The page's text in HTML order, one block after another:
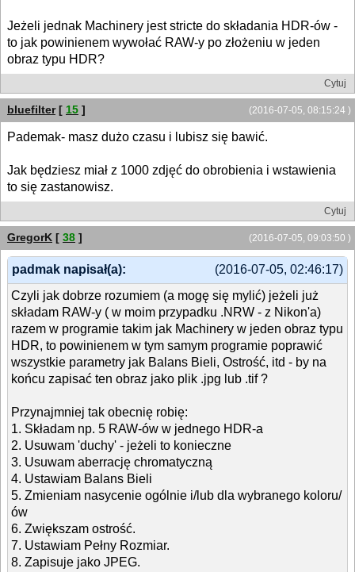
Jeżeli jednak Machinery jest stricte do składania HDR-ów -
to jak powinienem wywołać RAW-y po złożeniu w jeden
obraz typu HDR?
Cytuj
(2016-07-05, 08:15:24 )
bluefilter[ 15 ]
Pademak- masz dużo czasu i lubisz się bawić.
Jak będziesz miał z 1000 zdjęć do obrobienia i wstawienia
to się zastanowisz.
Cytuj
(2016-07-05, 09:03:50 )
GregorK [ 38 ]
(2016-07-05, 02:46:17)
padmak napisał(a):
Czyli jak dobrze rozumiem (a mogę się mylić) jeżeli już
składam RAW-y ( w moim przypadku .NRW - z Nikon'a)
razem w programie takim jak Machinery w jeden obraz typu
HDR, to powinienem w tym samym programie poprawić
wszystkie parametry jak Balans Bieli, Ostrość, itd - by na
końcu zapisać ten obraz jako plik .jpg lub .tif ?
Przynajmniej tak obecnię robię:
1. Składam np. 5 RAW-ów w jednego HDR-a
2. Usuwam 'duchy' - jeżeli to konieczne
3. Usuwam aberrację chromatyczną
4. Ustawiam Balans Bieli
5. Zmieniam nasycenie ogólnie i/lub dla wybranego koloru/
ów
6. Zwiększam ostrość.
7. Ustawiam Pełny Rozmiar.
8. Zapisuje jako JPEG.